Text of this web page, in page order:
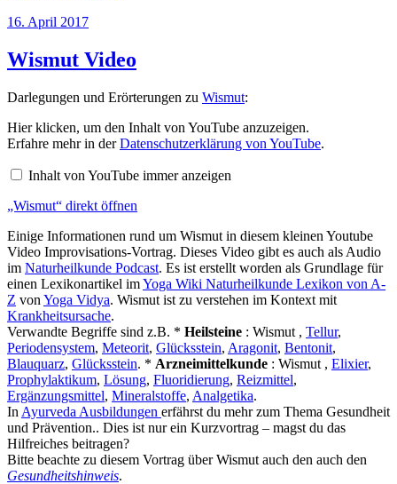
Veröffentlicht
16. April 2017
Wismut Video
Darlegungen und Erörterungen zu Wismut:
„Wismut“
von
YouTube
Hier klicken, um den Inhalt von YouTube anzuzeigen.
Erfahre mehr in derDatenschutzerklärung von YouTube.
Inhalt von YouTube immer anzeigen
„Wismut“ direkt öffnen
Einige Informationen rund um Wismut in diesem kleinen Youtube
Video Improvisations-Vortrag. Dieses Video gibt es auch als Audio
im Naturheilkunde Podcast. Es ist erstellt worden als Grundlage für
einen Lexikonartikel imYoga Wiki Naturheilkunde Lexikon von A-
Z von Yoga Vidya. Wismut ist zu verstehen im Kontext mit
Krankheitsursache.
Verwandte Begriffe sind z.B. * Heilsteine : Wismut , Tellur,
Periodensystem, Meteorit, Glücksstein, Aragonit, Bentonit,
Blauquarz, Glücksstein. * Arzneimittelkunde : Wismut , Elixier,
Prophylaktikum, Lösung, Fluoridierung, Reizmittel,
Ergänzungsmittel, Mineralstoffe, Analgetika.
In Ayurveda Ausbildungen erfährst du mehr zum Thema Gesundheit
und Prävention.. Dies ist nur ein Kurzvortrag – magst du das
Hilfreiches beitragen?
Bitte beachte zu diesem Vortrag über Wismut auch den auch den
Gesundheitshinweis.